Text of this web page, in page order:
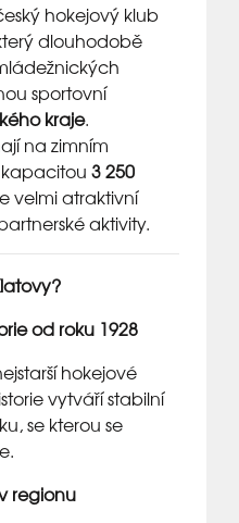
hokejový klub
dlouhodobě
sportovní
kraje.
na zimním
3 250
velmi atraktivní
aktivity.
od roku 1928
hokejové
vytváří stabilní
se kterou se
regionu